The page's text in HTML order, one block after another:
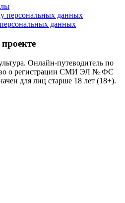
персональных данных
данных
Онлайн-путеводитель по
во о регистрации СМИ ЭЛ № ФС
для лиц старше 18 лет (18+).